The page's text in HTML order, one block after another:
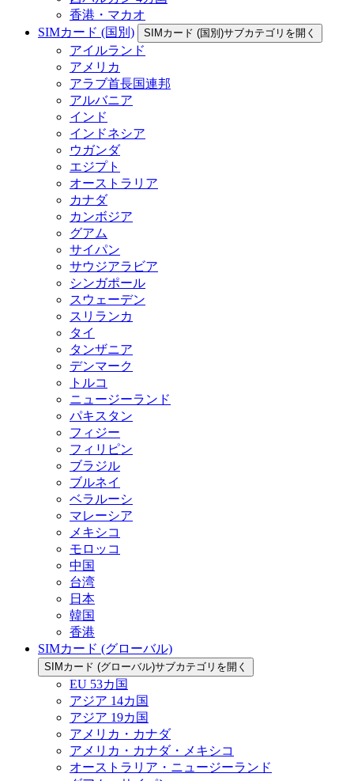
香港・マカオ
SIMカード (国別)
SIMカード (国別)サブカテゴリを開く
アイルランド
アメリカ
アラブ首長国連邦
アルバニア
インド
インドネシア
ウガンダ
エジプト
オーストラリア
カナダ
カンボジア
グアム
サイパン
サウジアラビア
シンガポール
スウェーデン
スリランカ
タイ
タンザニア
デンマーク
トルコ
ニュージーランド
パキスタン
フィジー
フィリピン
ブラジル
ブルネイ
ベラルーシ
マレーシア
メキシコ
モロッコ
中国
台湾
日本
韓国
香港
SIMカード (グローバル)
SIMカード (グローバル)サブカテゴリを開く
EU 53カ国
アジア 14カ国
アジア 19カ国
アメリカ・カナダ
アメリカ・カナダ・メキシコ
オーストラリア・ニュージーランド